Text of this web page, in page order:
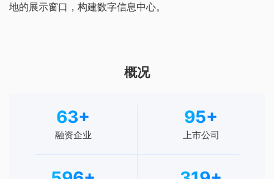
地的展示窗口，构建数字信息中心。
概况
63+
融资企业
95+
上市公司